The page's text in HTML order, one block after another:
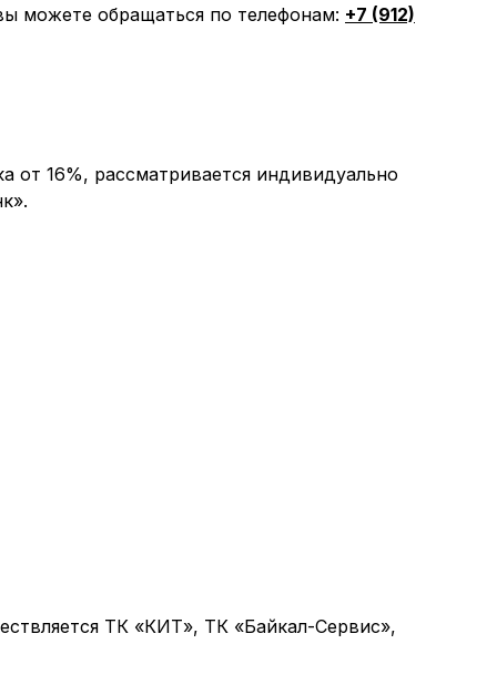
можете обращаться по телефонам: +7 (912)
от 16%, рассматривается индивидуально
ТК «КИТ», ТК «Байкал-Сервис»,